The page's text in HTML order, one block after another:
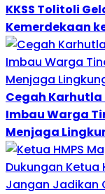
KKSS Tolitoli
Kemerdekaan
Cegah Karhutla
Imbau Warga
Menjaga